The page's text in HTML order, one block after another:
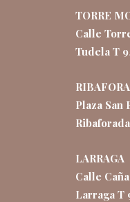
TORRE
Calle
Tudela T
Plaza San
LARRAGA
Calle
Larraga T